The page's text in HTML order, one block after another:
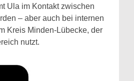
Ula im Kontakt zwischen
– aber auch bei internen
Kreis Minden-Lübecke, der
nutzt.